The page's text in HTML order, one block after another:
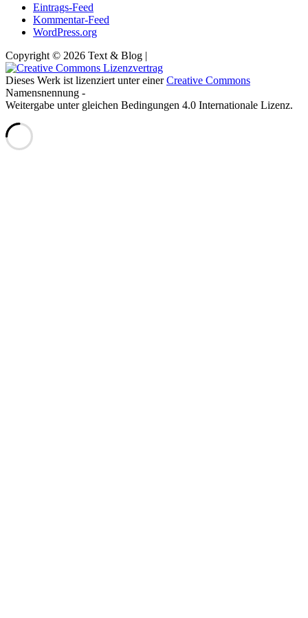
Eintrags-Feed
Kommentar-Feed
WordPress.org
Copyright © 2026 Text & Blog |
Dieses Werk ist lizenziert unter einerCreative Commons
Namensnennung -
Weitergabe unter gleichen Bedingungen 4.0 Internationale Lizenz.